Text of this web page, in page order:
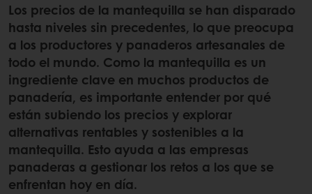
Los precios de la mantequilla se han disparado
hasta niveles sin precedentes, lo que preocupa
a los productores y panaderos artesanales de
todo el mundo. Como la mantequilla es un
ingrediente clave en muchos productos de
panadería, es importante entender por qué
están subiendo los precios y explorar
alternativas rentables y sostenibles a la
mantequilla. Esto ayuda a las empresas
panaderas a gestionar los retos a los que se
enfrentan hoy en día.